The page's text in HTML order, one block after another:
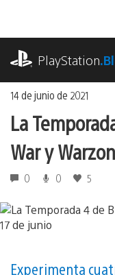
contenido
PlayStation
14 de junio de 2021
La
War y
0 0 5
Experimenta